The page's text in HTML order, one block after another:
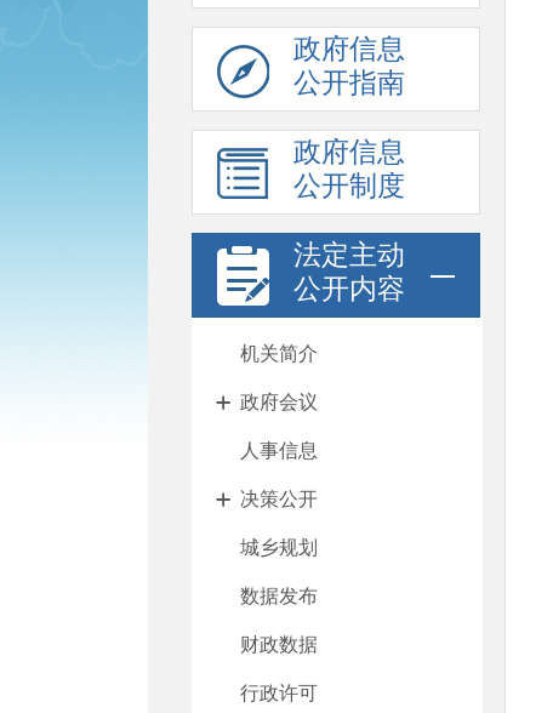
政府信息
公开指南
政府信息
公开制度
法定主动
公开内容
机关简介
政府会议
人事信息
决策公开
城乡规划
数据发布
财政数据
行政许可